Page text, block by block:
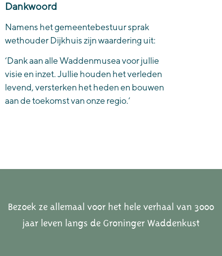
Dankwoord
Namens het gemeentebestuur sprak
wethouder Dijkhuis zijn waardering uit:
‘Dank aan alle Waddenmusea voor jullie
visie en inzet. Jullie houden het verleden
levend, versterken het heden en bouwen
aan de toekomst van onze regio.’
Bezoek ze allemaal voor het hele verhaal van 3000
jaar leven langs de Groninger Waddenkust